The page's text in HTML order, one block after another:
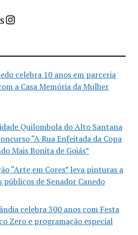
Imprensa Criativa da Cidade de Goiás
celebra 10 anos em parceria
a Casa Memória da Mulher
Quilombola do Alto Santana
“A Rua Enfeitada da Copa
Mais Bonita de Goiás”
“Arte em Cores” leva pinturas a
públicos de Senador Canedo
celebra 300 anos com Festa
Zero e programação especial